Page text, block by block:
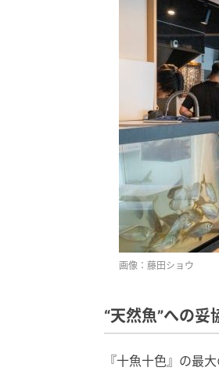
画像：藤田ショウ
“天然魚”への妥
『十魚十色』の最